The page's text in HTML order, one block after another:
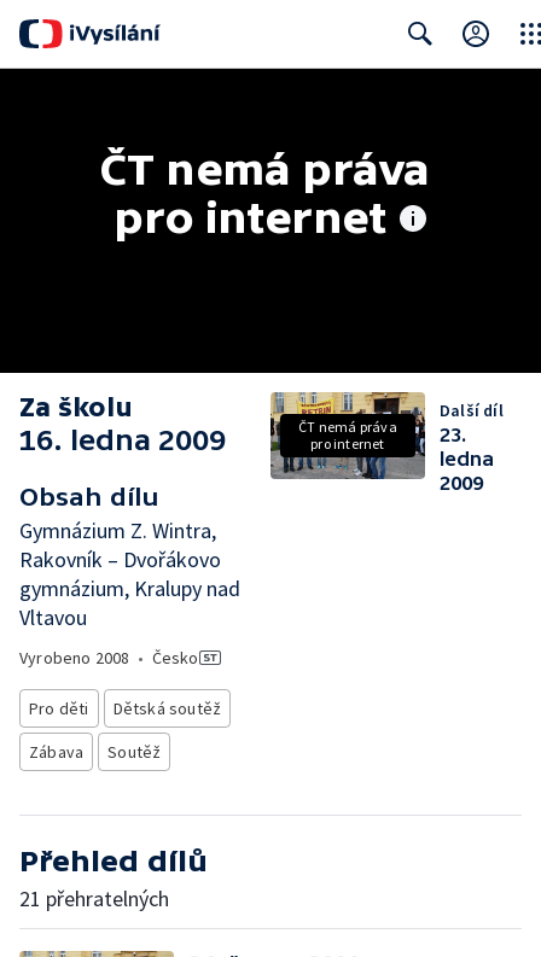
ČT nemá práva
pro internet
Za školu
16. ledna 2009
Obsah dílu
Gymnázium Z. Wintra,
Rakovník – Dvořákovo
gymnázium, Kralupy nad
Vltavou
Vyrobeno 2008 • Česko
Pro děti
Dětská soutěž
Zábava
Soutěž
ČT nemá práva
pro internet
Další díl
23.
ledna
2009
Přehled dílů
21 přehratelných